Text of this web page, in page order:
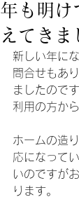
年も明け
えてきま
新しい年に
問合せもあ
ましたので
利用の方か
ホームの造
応になって
いのですが
ります。